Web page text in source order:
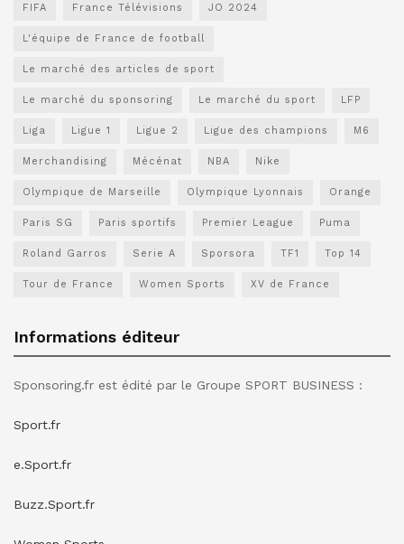
FIFA France Télévisions JO 2024
L'équipe de France de football
Le marché des articles de sport
Le marché du sponsoring Le marché du sport LFP
Liga Ligue 1 Ligue 2 Ligue des champions M6
Merchandising Mécénat NBA Nike
Olympique de Marseille Olympique Lyonnais Orange
Paris SG Paris sportifs Premier League Puma
Roland Garros Serie A Sporsora TF1 Top 14
Tour de France Women Sports XV de France
Informations éditeur
Sponsoring.fr est édité par le Groupe SPORT BUSINESS :
Sport.fr
e.Sport.fr
Buzz.Sport.fr